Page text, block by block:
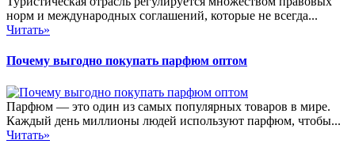
норм и международных соглашений, которые не всегда...
Читать»
Почему выгодно покупать парфюм оптом
Парфюм — это один из самых популярных товаров в мире.
Каждый день миллионы людей используют парфюм, чтобы...
Читать»